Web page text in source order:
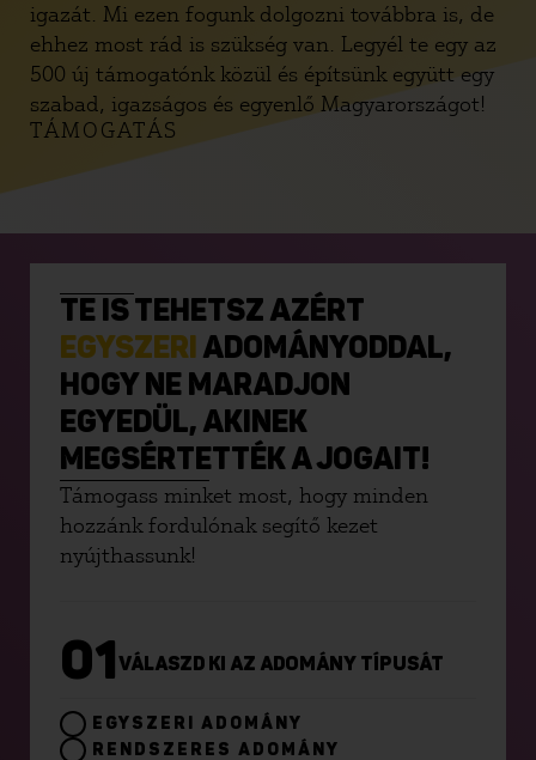
igazát. Mi ezen fogunk dolgozni továbbra is, de
ehhez most rád is szükség van. Legyél te egy az
500 új támogatónk közül és építsünk együtt egy
szabad, igazságos és egyenlő Magyarországot!
TÁMOGATÁS
TE IS TEHETSZ AZÉRT
EGYSZERI ADOMÁNYODDAL,
HOGY NE MARADJON
EGYEDÜL, AKINEK
MEGSÉRTETTÉK A JOGAIT!
Támogass minket most, hogy minden
hozzánk fordulónak segítő kezet
nyújthassunk!
01 VÁLASZD KI AZ ADOMÁNY TÍPUSÁT
EGYSZERI ADOMÁNY
RENDSZERES ADOMÁNY